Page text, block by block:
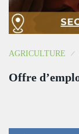
AGRICULTURE
Offre